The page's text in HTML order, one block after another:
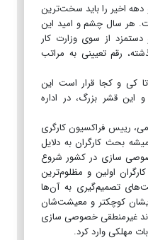
اخیر را باید سخت‌ترین
هر سال چشم و امید این
از سوی وزارت کار
رقم تعیینی به مراتب
کی و کجا قرار است این
این قشر بزرگ‌، در اداره
رییس فراکسیون کارگری
بحث کارگران به دلایل
سازی در کشور شروع
اولین و مظلوم‌ترین
تصمیم‌گیری به آن‌ها
کوچکتر و معیشت‌شان
غیرمنطقی خصوصی سازی
مهلکی وارد کرد.